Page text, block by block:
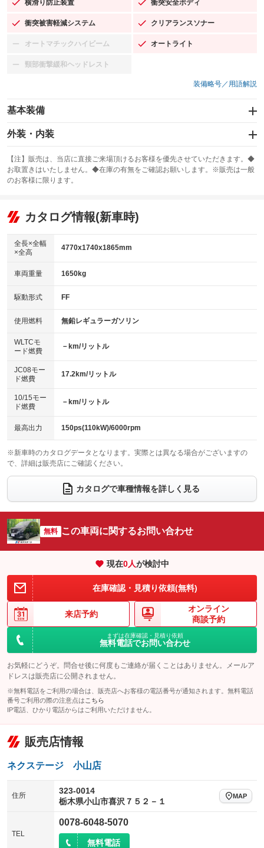
横滑り防止装置
：装備あり 衝突安全ボディ
：装備あり
衝突被害軽減システム
：装備あり クリアランスソナー
：装備あり
オートマチックハイビーム
：装備なし オートライト
：装備あり
頸部衝撃緩和ヘッドレスト
：装備なし
装備略号／用語解説
基本装備
エアバッグ：運転席/助手席/サイド
：装備あり
：装備あり
サンルーフ
：装備なし ABS
リフトアップ
：装備なし
：装備なし
パワーウィンドウ
アイドリングストップ
：装備あり
USB入力端子
：装備あり
100V電源
：装備なし
センターデフロック
：装備なし
電動格納ミラー
：装備あり
外装・内装
カーナビ：SDナビ
：装備あり
TV：フルセグ
：装備あり
ビジュアル：-／DVD再生
：装備あり
アルミホイール：16インチ
：装備あり
HID(キセノンライト)
バックカメラ
エアロ
：装備なし
ローダウン
：装備なし
ベンチシート
：装備なし
チップアップシート
：装備なし
電動格納サードシート
：装備なし シートヒーター
：装備なし
ウォークスルー
電動リアゲート フロントカメラ
：装備あり
シートエアコン
：装備なし 全周囲カメラ
：装備あり
サイドカメラ
：装備あり ルーフレール
：装備なし
エアサスペンション ヘッドライトウォッシャー
【注】販売は、当店に直接ご来場頂けるお客様を優先させていただきます。◆
お取置きはいたしません。◆在庫の有無をご確認お願いします。※販売は一般
のお客様に限ります。
カタログ情報(新車時)
全長×全幅
×全高
4770x1740x1865mm
車両重量 1650kg
駆動形式 FF
使用燃料 無鉛レギュラーガソリン
WLTCモ
ード燃費
－km/リットル
JC08モー
ド燃費
17.2km/リットル
10/15モー
ド燃費
－km/リットル
最高出力 150ps(110kW)/6000rpm
※新車時のカタログデータとなります。実際とは異なる場合がございますの
で、詳細は販売店にご確認ください。
カタログで車種情報を詳しく見る
無料 この車両に関するお問い合わせ
現在0人が検討中
在庫確認・見積り依頼(無料)
来店予約
オンライン
商談予約
まずは在庫確認・見積り依頼
無料電話でお問い合わせ
お気軽にどうぞ。問合せ後に何度もご連絡が届くことはありません。メールア
ドレスは販売店に公開されません。
※無料電話をご利用の場合は、販売店へお客様の電話番号が通知されます。無料電話
番号ご利用の際の注意点は こちら
IP電話、ひかり電話からはご利用いただけません。
販売店情報
ネクステージ 小山店
住所
323-0014
栃木県小山市喜沢７５２－１
MAP
TEL
0078-6048-5070
無料電話